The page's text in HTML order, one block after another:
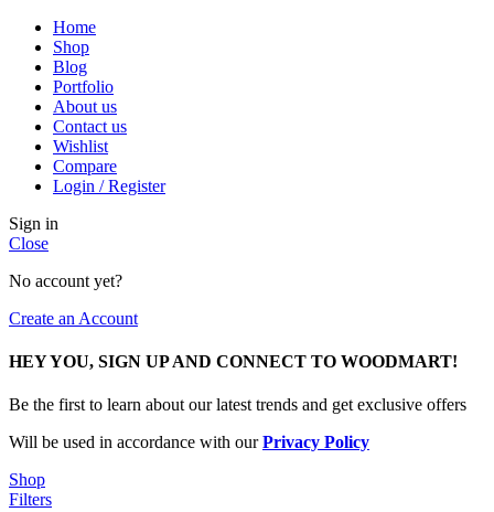
Home
Shop
Blog
Portfolio
About us
Contact us
Wishlist
Compare
Login / Register
Sign in
Close
No account yet?
Create an Account
HEY YOU, SIGN UP AND CONNECT TO WOODMART!
Be the first to learn about our latest trends and get exclusive offers
Will be used in accordance with ourPrivacy Policy
Shop
Filters